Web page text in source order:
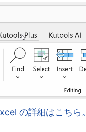
の詳細はこちら